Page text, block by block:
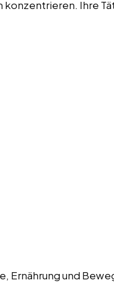
konzentrieren. Ihre
Ernährung und